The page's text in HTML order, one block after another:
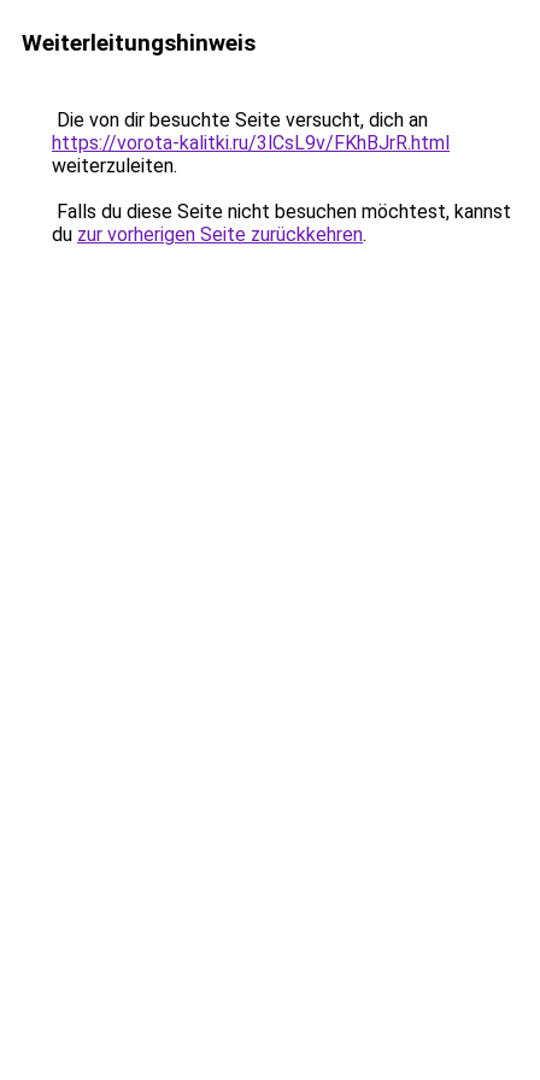
Weiterleitungshinweis
Die von dir besuchte Seite versucht, dich an
https://vorota-kalitki.ru/3lCsL9v/FKhBJrR.html
weiterzuleiten.
Falls du diese Seite nicht besuchen möchtest, kannst
du zur vorherigen Seite zurückkehren.